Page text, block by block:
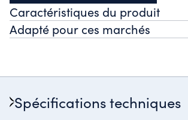
Caractéristiques du produit
Profil de saveur
Apparence
Blanc transparent à gris, tri constant
Adapté pour ces marchés
Verbalies Congélation premium Prêt
Restauration
Haute cuisine Restauration décontractée
Spécifications techniques